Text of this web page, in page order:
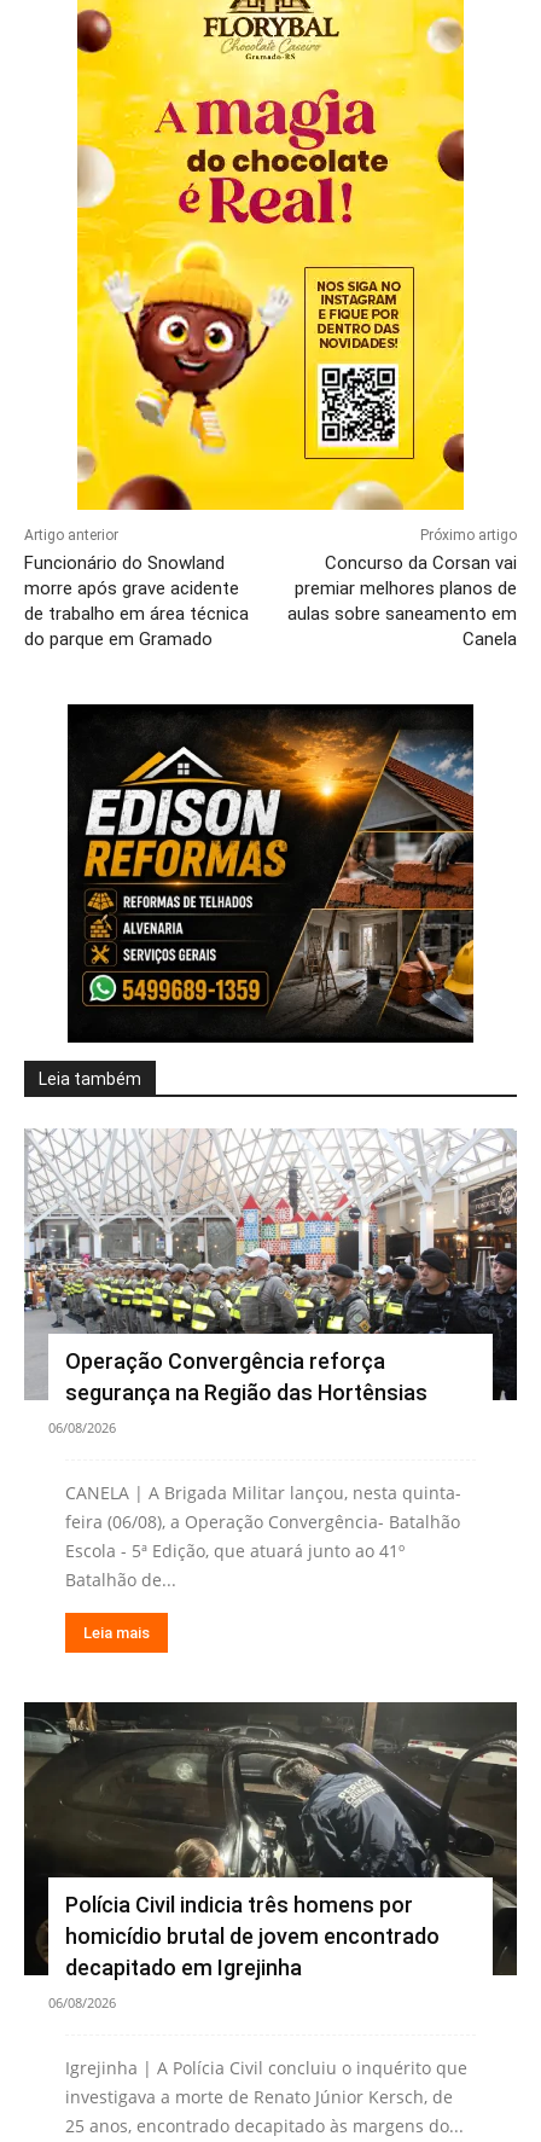
Artigo anterior
Funcionário do Snowland
morre após grave acidente
de trabalho em área técnica
do parque em Gramado
Próximo artigo
Concurso da Corsan vai
premiar melhores planos de
aulas sobre saneamento em
Canela
Leia também
Operação Convergência reforça
segurança na Região das Hortênsias
06/08/2026
CANELA | A Brigada Militar lançou, nesta quinta-
feira (06/08), a Operação Convergência- Batalhão
Escola - 5ª Edição, que atuará junto ao 41º
Batalhão de...
Leia mais
Polícia Civil indicia três homens por
homicídio brutal de jovem encontrado
decapitado em Igrejinha
06/08/2026
Igrejinha | A Polícia Civil concluiu o inquérito que
investigava a morte de Renato Júnior Kersch, de
25 anos, encontrado decapitado às margens do...